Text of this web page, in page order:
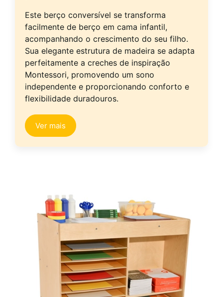
Este berço conversível se transforma
facilmente de berço em cama infantil,
acompanhando o crescimento do seu filho.
Sua elegante estrutura de madeira se adapta
perfeitamente a creches de inspiração
Montessori, promovendo um sono
independente e proporcionando conforto e
flexibilidade duradouros.
Ver mais